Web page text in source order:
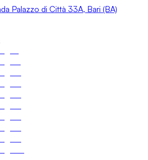
Palazzo di Città 33A, Bari (BA)